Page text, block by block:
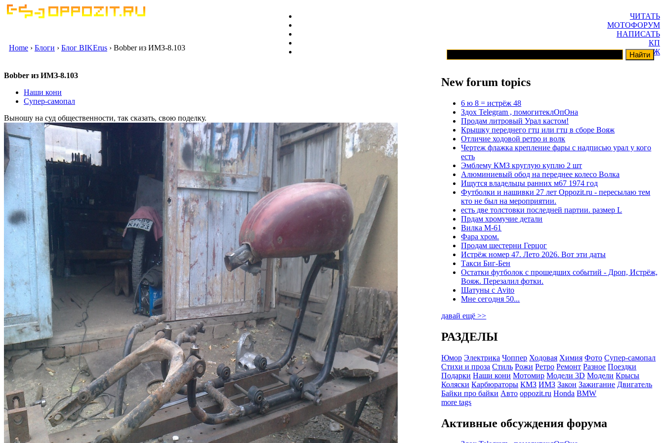
ЧИТАТЬ
МОТОФОРУМ
НАПИСАТЬ
КП
ГАРАЖ
Home › Блоги › Блог BIKErus › Bobber из ИМЗ-8.103
Bobber из ИМЗ-8.103
Наши кони
Супер-самопал
Выношу на суд общественности, так сказать, свою поделку.
New forum topics
6 ю 8 = истрёж 48
Здох Telegram , помогитеклОпОна
Продам литровый Урал кастом!
Крышку переднего гтц или гтц в сборе Вояж
Отличие ходовой ретро и волк
Чертеж флажка крепление фары с надписью урал у кого
есть
Эмблему КМЗ круглую куплю 2 шт
Алюминиевый обод на переднее колесо Волка
Ищутся владельцы ранних м67 1974 год
Футболки и нашивки 27 лет Oppozit.ru - пересылаю тем
кто не был на мероприятии.
есть две толстовки последней партии. размер L
Прдам хромучие детали
Вилка М-61
Фара хром.
Продам шестерни Герцог
Истрёж номер 47. Лето 2026. Вот эти даты
Такси Биг-Бен
Остатки футболок с прошедших событий - Дроп, Истрёж,
Вояж. Перезалил фотки.
Шатуны с Avito
Мне сегодня 50...
давай ещё >>
РАЗДЕЛЫ
Юмор Электрика Чоппер Ходовая Химия Фото Супер-самопал
Стихи и проза Стиль Рожи Ретро Ремонт Разное Поездки
Подарки Наши кони Мотомир Модели 3D Модели Крысы
Коляски Карбюраторы КМЗ ИМЗ Закон Зажигание Двигатель
Байки про байки Авто oppozit.ru Honda BMW
more tags
Активные обсуждения форума